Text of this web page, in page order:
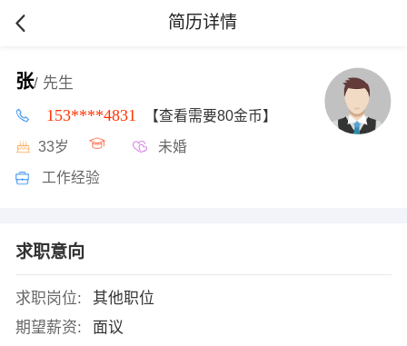
简历详情
张/ 先生
153****4831 【查看需要80金币】
33岁 未婚
工作经验
求职意向
求职岗位:
其他职位
期望薪资:
面议